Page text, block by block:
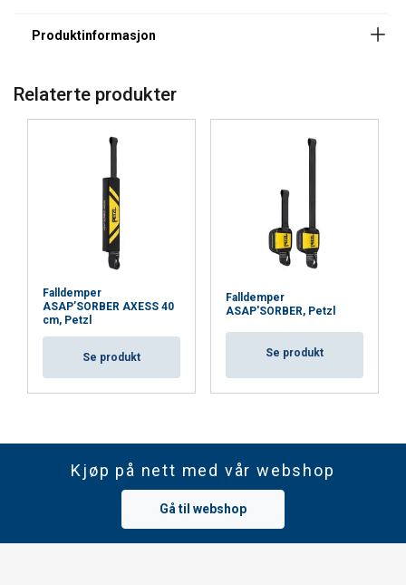
Relaterte produkter
Falldemper
ASAP’SORBER AXESS 40
cm, Petzl
Se produkt
Falldemper
ASAP'SORBER, Petzl
Se produkt
Kjøp på nett med vår webshop
Gå til webshop
We use cookies to personalise content, ads and
and analytics partners who may combine it with
other information that you’ve provided to them
or that they’ve collected from your use of their
Strictly
necessary
Targeting
Functionality Unclassified
SHOW DETAILS
Cookie Policy